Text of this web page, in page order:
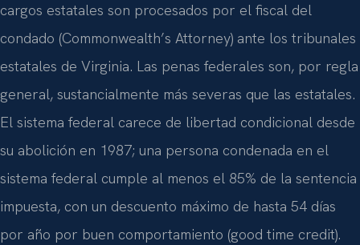
cargos estatales son procesados por el fiscal del
condado (Commonwealth’s Attorney) ante los tribunales
estatales de Virginia. Las penas federales son, por regla
general, sustancialmente más severas que las estatales.
El sistema federal carece de libertad condicional desde
su abolición en 1987; una persona condenada en el
sistema federal cumple al menos el 85% de la sentencia
impuesta, con un descuento máximo de hasta 54 días
por año por buen comportamiento (good time credit).